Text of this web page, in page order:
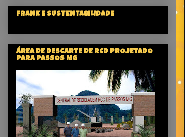
FRANK E SUSTENTABILIDADE
ÁREA DE DESCARTE DE RCD PROJETADO
PARA PASSOS MG